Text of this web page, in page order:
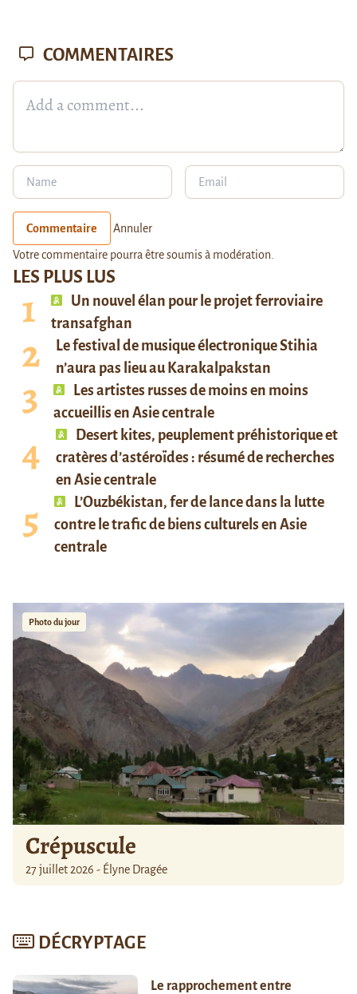
LES PLUS LUS
Un nouvel élan pour le projet ferroviaire
transafghan
Le festival de musique électronique Stihia
n’aura pas lieu au Karakalpakstan
Les artistes russes de moins en moins
accueillis en Asie centrale
Desert kites, peuplement préhistorique et
cratères d’astéroïdes : résumé de recherches
en Asie centrale
L’Ouzbékistan, fer de lance dans la lutte
contre le trafic de biens culturels en Asie
centrale
Photo du jour
Crépuscule
27 juillet 2026 - Élyne Dragée
DÉCRYPTAGE
Le rapprochement entre
COMMENTAIRES
Commentaire Annuler
Votre commentaire pourra être soumis à modération.